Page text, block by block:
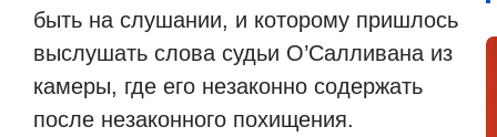
быть на слушании, и которому пришлось
выслушать слова судьи О’Салливана из
камеры, где его незаконно содержать
после незаконного похищения.